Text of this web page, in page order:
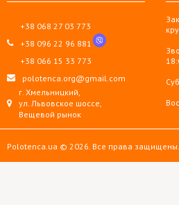
+38 068 27 03 773
+38 096 22 96 881
+38 066 15 33 773
polotenca.org@gmail.com
г. Хмельницкий,
ул. Львовское шоссе,
Вещевой рынок
Polotenca.ua © 2026. Все права защищены.